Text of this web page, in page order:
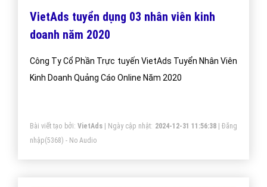
VietAds tuyển dụng 03 nhân viên kinh
doanh năm 2020
Công Ty Cổ Phần Trực tuyến VietAds Tuyển Nhân Viên
Kinh Doanh Quảng Cáo Online Năm 2020
Bài viết tạo bởi: VietAds| Ngày cập nhật: 2024-12-31 11:56:38|Đăng
nhập(5368) - No Audio